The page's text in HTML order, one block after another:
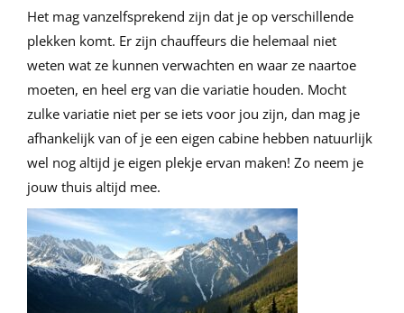
Het mag vanzelfsprekend zijn dat je op verschillende
plekken komt. Er zijn chauffeurs die helemaal niet
weten wat ze kunnen verwachten en waar ze naartoe
moeten, en heel erg van die variatie houden. Mocht
zulke variatie niet per se iets voor jou zijn, dan mag je
afhankelijk van of je een eigen cabine hebben natuurlijk
wel nog altijd je eigen plekje ervan maken! Zo neem je
jouw thuis altijd mee.